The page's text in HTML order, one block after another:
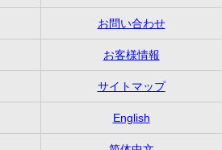
お問い合わせ
お客様情報
サイトマップ
English